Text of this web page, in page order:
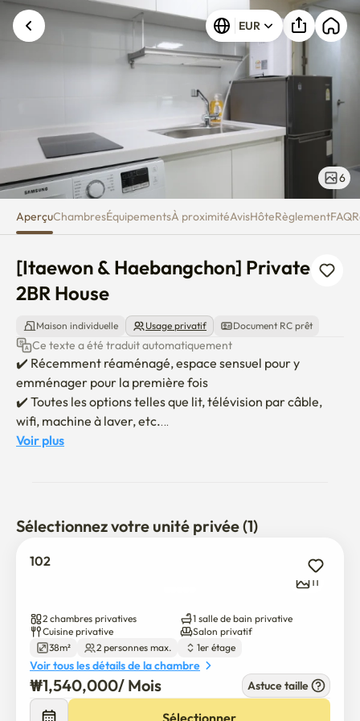
[Itaewon & Haebangchon]
EUR
6
AperçuChambresÉquipementsÀ proximitéAvisHôteRèglementFAQ
[Itaewon & Haebangchon] Private
2BR House
Maison individuelle Usage privatif Document RC prêt
Ce texte a été traduit automatiquement
✔️ Récemment réaménagé, espace sensuel pour y
emménager pour la première fois
✔️ Toutes les options telles que lit, télévision par câble,
wifi, machine à laver, etc.
✔️ L'intérieur confortable et soigné permet un repos
✔️ Le déménagement se fera en personne
✔️ Envoyer un message concernant l'emménagement et
l'utilisation du contrat après la confirmation du contrat
animaux domestiques
✔️ Il peut y avoir des dommages aux installations pendant
l'utilisation de l'hébergement.
Il s'agit d'un nouvel hébergement qui a récemment été
réaménagé, et vous pourrez profiter de votre premier
Voir plus
Sélectionnez votre unité privée (1)
102
11
2 chambres privatives
1 salle de bain privative
Cuisine privative
Salon privatif
38m²
2 personnes max. 1er étage
Voir tous les détails de la chambre
₩1,540,000/ Mois Astuce taille
Sélectionner